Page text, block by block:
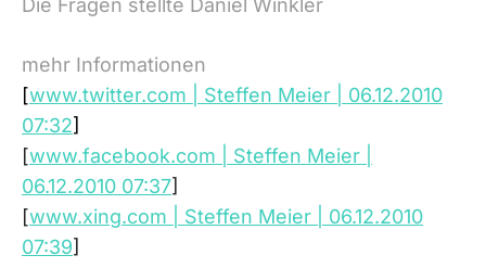
mehr Informationen
[www.twitter.com | Steffen Meier | 06.12.2010
07:32]
[www.facebook.com | Steffen Meier |
06.12.2010 07:37]
[www.xing.com | Steffen Meier | 06.12.2010
07:39]